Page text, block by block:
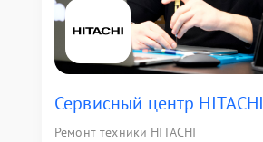
Сервисный центр HITACHI
Ремонт техники HITACHI